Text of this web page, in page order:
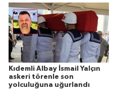
Kıdemli Albay İsmail Yalçın
askeri törenle son
yolculuğuna uğurlandı